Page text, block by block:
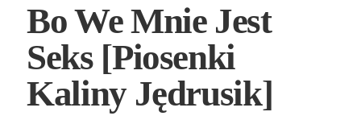
Bo We Mnie Jest
Seks [Piosenki
Kaliny Jędrusik]